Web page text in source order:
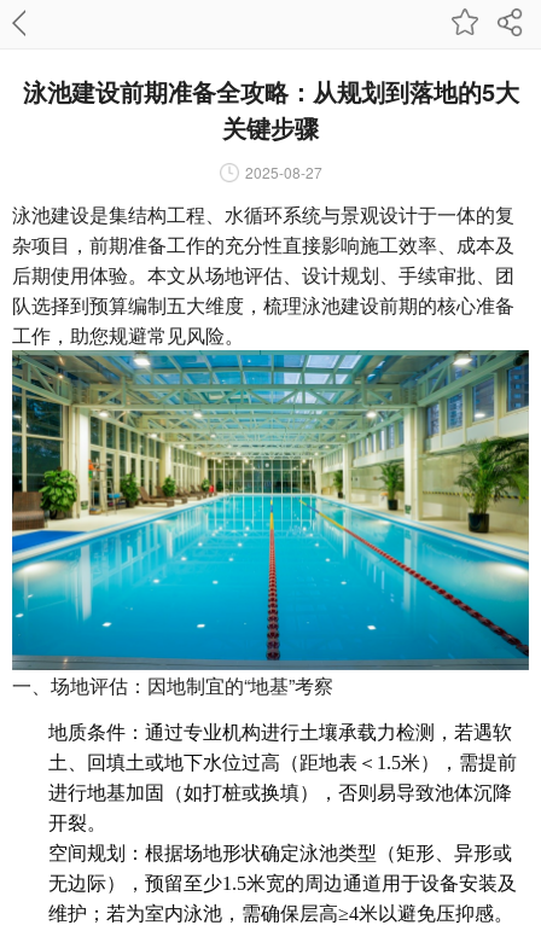
泳池建设前期准备全攻略：从规划到落地的5大
关键步骤
2025-08-27
泳池建设是集结构工程、水循环系统与景观设计于一体的复
杂项目，前期准备工作的充分性直接影响施工效率、成本及
后期使用体验。本文从场地评估、设计规划、手续审批、团
队选择到预算编制五大维度，梳理泳池建设前期的核心准备
工作，助您规避常见风险。
一、场地评估：因地制宜的“地基”考察
地质条件：通过专业机构进行土壤承载力检测，若遇软
土、回填土或地下水位过高（距地表＜1.5米），需提前
进行地基加固（如打桩或换填），否则易导致池体沉降
开裂。
空间规划：根据场地形状确定泳池类型（矩形、异形或
无边际），预留至少1.5米宽的周边通道用于设备安装及
维护；若为室内泳池，需确保层高≥4米以避免压抑感。